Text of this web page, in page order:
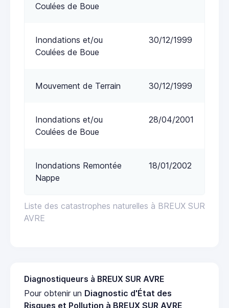
Liste des catastrophes naturelles à BREUX SUR
AVRE
Coulées de Boue
Inondations et/ou
Coulées de Boue
30/12/1999
Mouvement de Terrain 30/12/1999
Inondations et/ou
Coulées de Boue
28/04/2001
Inondations Remontée
Nappe
18/01/2002
Diagnostiqueurs à BREUX SUR AVRE
Pour obtenir un Diagnostic d'État des
Risques et Pollution à BREUX SUR AVRE